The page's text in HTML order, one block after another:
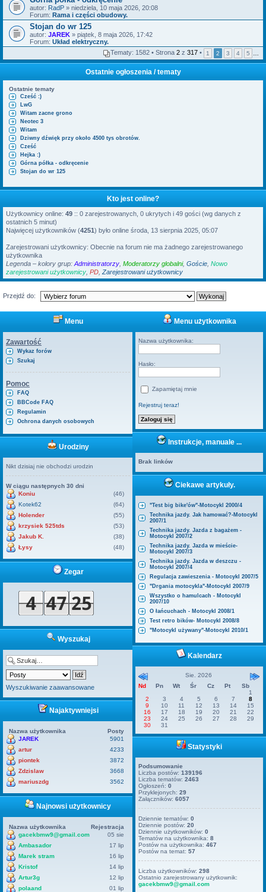
c
z
n
i
k
i
autor: RadP » niedziela, 10 maja 2026, 20:08
Forum: Rama i części obudowy.
Stojan do wr 125
autor: JAREK » piątek, 8 maja 2026, 17:42
Forum: Układ elektryczny.
Tematy: 1582 • Strona 2 z 317 • 1 2 3 4 5 …
Ostatnie ogłoszenia / tematy
Ostatnie tematy
Cześć :)
LwG
Witam zacne grono
Neotec 3
Witam
Dziwny dźwięk przy około 4500 tys obrotów.
Cześć
Hejka :)
Górna półka - odkręcenie
Stojan do wr 125
Kto jest online?
Użytkownicy online: 49 :: 0 zarejestrowanych, 0 ukrytych i 49 gości (wg danych z
ostatnich 5 minut)
Najwięcej użytkowników (4251 ) było online środa, 13 sierpnia 2025, 05:07
Zarejestrowani użytkownicy: Obecnie na forum nie ma żadnego zarejestrowanego
użytkownika
Legenda – kolory grup: Administratorzy Moderatorzy globalni, Goście Nowo
zarejestrowani użytkownicy PD Zarejestrowani użytkownicy
Przejdź do:
Menu
Zawartość
Wykaz forów
Szukaj
Pomoc
FAQ
BBCode FAQ
Regulamin
Ochrona danych osobowych
Urodziny
Nikt dzisiaj nie obchodzi urodzin
W ciągu następnych 30 dni
Koniu
(46)
Kotek62
(64)
Holender
(55)
krzysiek 525tds
(53)
Jakub K.
(38)
Łysy
(48)
Zegar
Wyszukaj
Wyszukiwanie zaawansowane
Najaktywniejsi
Nazwa użytkownika
Posty
JAREK
5901
artur
4233
piontek
3872
Zdzislaw
3668
mariuszdg
3562
Najnowsi użytkownicy
Nazwa użytkownika
Rejestracja
gacekbmw9@gmail.com
05 sie
Ambasador
17 lip
Marek stram
16 lip
Kristof
14 lip
Artur3g
12 lip
polaand
01 lip
Menu użytkownika
Nazwa użytkownika:
Hasło:
Zapamiętaj mnie
Rejestruj teraz!
Instrukcje, manuale ...
Brak linków
Ciekawe artykuły.
"Test big bike'ów"-Motocykl 2000/4
Technika jazdy. Jak hamować?-Motocykl
2007/1
Technika jazdy. Jazda z bagażem -
Motocykl 2007/2
Technika jazdy. Jazda w mieście-
Motocykl 2007/3
Technika jazdy. Jazda w deszczu -
Motocykl 2007/4
Regulacja zawieszenia - Motocykl 2007/5
"Drgania motocykla"-Motocykl 2007/9
Wszystko o hamulcach - Motocykl
2007/10
O łańcuchach - Motocykl 2008/1
Test retro bików- Motocykl 2008/8
"Motocykl używany"-Motocykl 2010/1
Kalendarz
Sie. 2026
Nd
Pn Wt Śr Cz Pt
Sb
1
2
3 4 5 6 7
8
9
10 11 12 13 14
15
16
17 18 19 20 21
22
23
24 25 26 27 28
29
30
31
Statystyki
Podsumowanie
Liczba postów:139196
Liczba tematów:2463
Ogłoszeń:0
Przyklejonych:29
Załączników:6057
Dziennie tematów:0
Dziennie postów:20
Dziennie użytkowników:0
Tematów na użytkownika:8
Postów na użytkownika:467
Postów na temat:57
Liczba użytkowników:298
Ostatnio zarejestrowany użytkownik:
gacekbmw9@gmail.com